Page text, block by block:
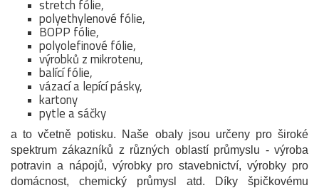
stretch fólie,
polyethylenové fólie,
BOPP fólie,
polyolefinové fólie,
výrobků z mikrotenu,
balící fólie,
vázací a lepící pásky,
kartony
pytle a sáčky
a to včetně potisku. Naše obaly jsou určeny pro široké
spektrum zákazníků z různých oblastí průmyslu - výroba
potravin a nápojů, výrobky pro stavebnictví, výrobky pro
domácnost, chemický průmysl atd. Díky špičkovému